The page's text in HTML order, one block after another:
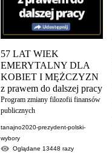
57 LAT WIEK
EMERYTALNY DLA
KOBIET I MĘŻCZYZN
z prawem do dalszej pracy
Program zmiany filozofii finansów
publicznych
tanajno2020-prezydent-polski-
wybory
Oglądane 13448razy